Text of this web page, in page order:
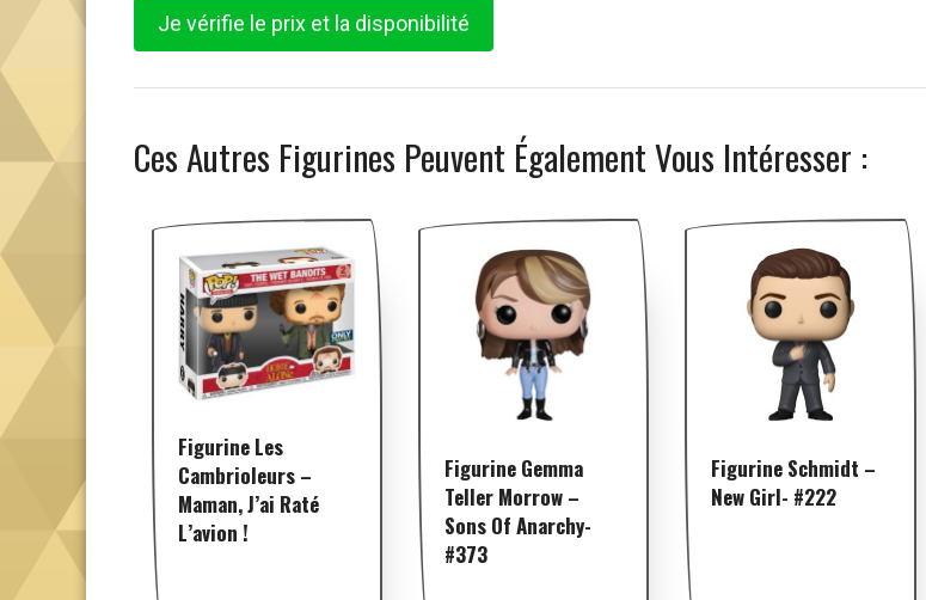
Je vérifie le prix et la disponibilité
Ces Autres Figurines Peuvent Également Vous Intéresser :
Figurine Les
Cambrioleurs –
Maman, J’ai Raté
L’avion !
Figurine Gemma
Teller Morrow –
Sons Of Anarchy-
#373
Figurine Schmidt –
New Girl- #222